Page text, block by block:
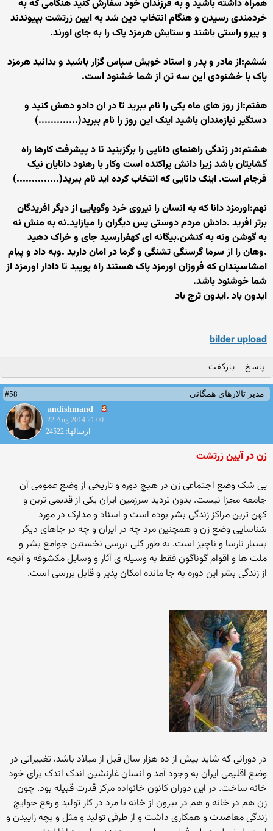
همراه داشته باشید و به فرزندان خود سفارش کنید هنگامی که به
خردمندی رسیدن و هنگام انتخاب دین شد به ایین زرتشت بپیوندند
و پیرو راستی باشند و ستایش هرمزد پاک را به جای اورند.
ششم:از مادر و پدر و استاد خویش سپاس گزار باشید و بدانید هرمزد
پاک با خشنودی این سه تن از شما خشنود است.
هفتم:از روز های ماه یکی را نام ببرید تا در ان دادو دهش کنید و
دستگیر نیازمندان باشید اینک این روز را نام ببرید(.............)
هشتم:در زندگی راهنمای دانایی را برگزینید تا د پیشرفت کارها راه
گشایتان باشد زیرا دانش پراکنده است وکار با رهنود دانایان نیک
فرجام است. اینک دانایی که انتخاب کرده اید نام ببرید(..............)
نهم:اورمزد دانا که به انسان را نیروی خرد وگویایی از دیگر افریدگان
برتر افرید .دادش مردم دوستی پس دیگران را میازاید.نه به منش نه
به گوشن ونه به کنشن.بیگانه ای کهفرارسید جای و خراک دهید
.وهان را از سرما گرسنگی تشنگی و گرما در امان دارید .وبه داد و پیام
امشاسپندان که فروزان اورمزد پاک هستند راه پویید تا دادار اورمزد از
شما خوشنود باشد.
ایدون باد .ایدون ترج باد
bilder upload
پاسخ بازگفت
مدیر تالارهای همگانی
#58
andishmand
22 Aug 2014 21:00
ارسالها: 24522
زن در آیین زرتشت
بی شک وضع اجتماعی زن در هیچ دوره و تاریخی از وضع عمومی آن
جامعه مجزا نیست. بدون تردید سرزمین ایران یکی از قدیمی ترین و
کهن ترین مراکز زندگی بشر بوده است و اسناد و مدارک در مورد
شناسایی وضع زن و همچنین مرد چه در ایران و چه در جاهای دیگر
بسیار نارسا و ناچیز است. به طور کلی بررسی نخستین جوامع بشر و
ملت ها و اقوام گوناگون فقط به وسیله ی آثار و وسایل مکشوفه و آنچه
از زندگی بشر این دوره به جا مانده امکان پذیر و قابل بررسی است.
در دورانی که شاید بیش از ده هزار سال قبل از میلاد باشد، تغییراتی در
وضع اقلیمی ایران به وجود آمد و انسان غارنشین اندک اندک برای خود
خانه ساخت. در این دوران کانون خانواده مرکز قدرت قبیله بود. چون
زن هم در خانه و هم در بیرون از خانه با مرد در کار تولید و رفع حوایج
زندگی معاضدت و همکاری داشت و از طرفی تولید و مثل و بچه زاییدن و